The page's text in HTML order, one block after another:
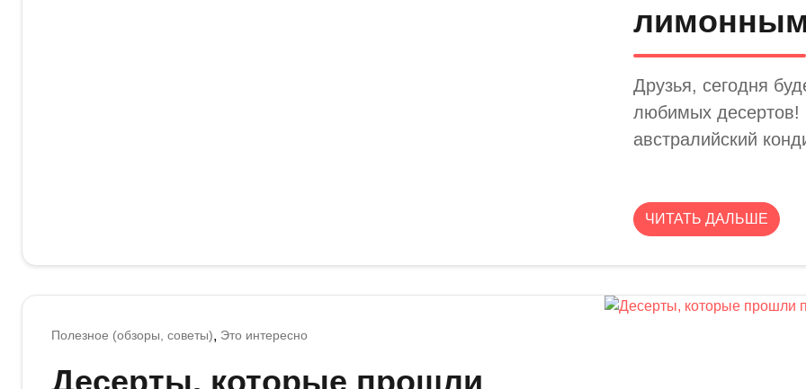
Друзья, сегодня
любимых десертов!
австралийский
ЧИТАТЬ ДАЛЬШЕ
Полезное (обзоры, советы) Это интересно
Десерты, которые прошли